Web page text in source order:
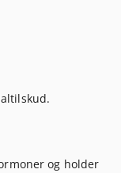
og holder